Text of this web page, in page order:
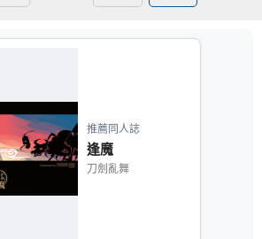
推薦同人誌
逢魔
刀劍亂舞